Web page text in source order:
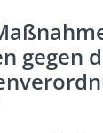
gegen